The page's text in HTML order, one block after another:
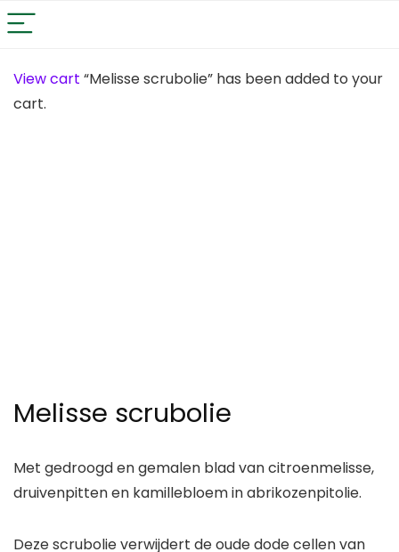
View cart “Melisse scrubolie” has been added to your
cart.
Melisse scrubolie
Met gedroogd en gemalen blad van citroenmelisse,
druivenpitten en kamillebloem in abrikozenpitolie.
Deze scrubolie verwijdert de oude dode cellen van